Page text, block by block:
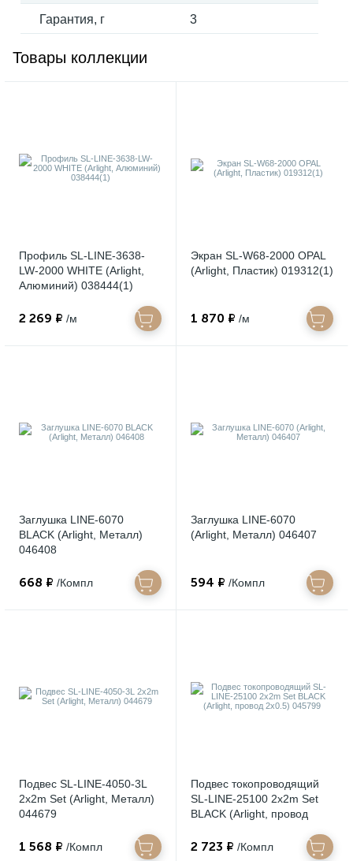
Гарантия, г 3
Товары коллекции
Профиль SL-LINE-3638-
LW-2000 WHITE (Arlight,
Алюминий) 038444(1)
2 269 ₽ /м
Экран SL-W68-2000 OPAL
(Arlight, Пластик) 019312(1)
1 870 ₽ /м
Заглушка LINE-6070
BLACK (Arlight, Металл)
046408
668 ₽ /Компл
Заглушка LINE-6070
(Arlight, Металл) 046407
594 ₽ /Компл
Подвес SL-LINE-4050-3L
2x2m Set (Arlight, Металл)
044679
1 568 ₽ /Компл
Подвес токопроводящий
SL-LINE-25100 2x2m Set
BLACK (Arlight, провод
2 723 ₽ /Компл